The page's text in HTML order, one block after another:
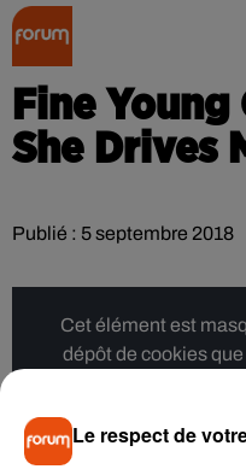
Fine
She Drives
Publié : 5 septembre 2018
Cet élément est
dépôt de cookies
Le respect de